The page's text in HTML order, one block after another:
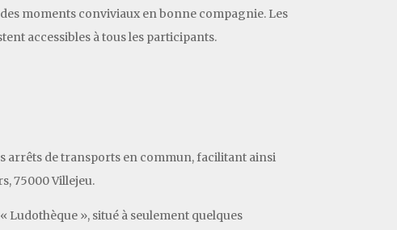
moments conviviaux en bonne compagnie. Les
accessibles à tous les participants.
arrêts de transports en commun, facilitant ainsi
75000 Villejeu.
», situé à seulement quelques